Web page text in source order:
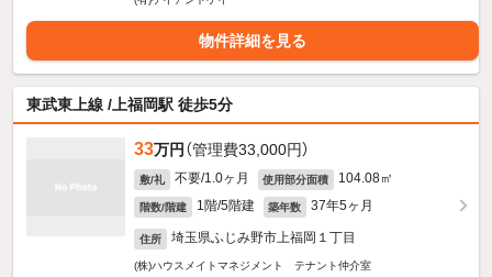
物件詳細を見る
東武東上線 /上福岡駅 徒歩5分
33万円 （管理費33,000円）
敷/礼 不要/1.0ヶ月 使用部分面積 104.08㎡
階数/階建 1階/5階建 築年数 37年5ヶ月
住所 埼玉県ふじみ野市上福岡１丁目
(株)ハウスメイトマネジメント テナント仲介室